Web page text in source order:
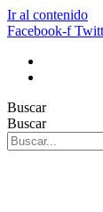
Ir al contenido
Facebook-f
Buscar
Buscar